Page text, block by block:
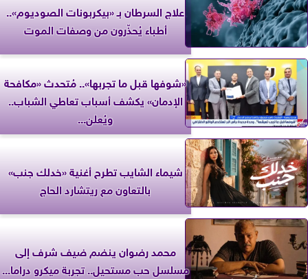
علاج السرطان بـ «بيكربونات الصوديوم»..
أطباء يُحذّرون من وصفات الموت
«شوفها قبل ما تجربها».. مُتحدث «مكافحة
الإدمان» يكشف أسباب تعاطي الشباب..
ويُعلن...
شيماء الشايب تطرح أغنية «خدلك جنب»
بالتعاون مع ريتشارد الحاج
محمد رضوان ينضم ضيف شرف إلى
مسلسل حب مستحيل.. تجربة ميكرو دراما...